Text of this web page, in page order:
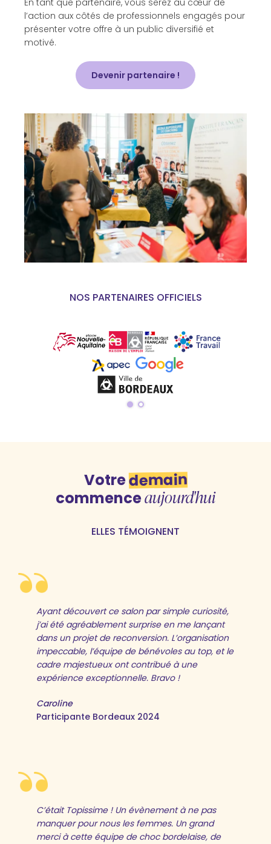
En tant que partenaire, vous serez au cœur de
l’action aux côtés de professionnels engagés pour
présenter votre offre à un public diversifié et
motivé.
Devenir partenaire !
NOS PARTENAIRES OFFICIELS
Votredemain
commenceaujourd'hui
ELLES TÉMOIGNENT
Ayant découvert ce salon par simple curiosité,
j’ai été agréablement surprise en me lançant
dans un projet de reconversion. L’organisation
impeccable, l’équipe de bénévoles au top, et le
cadre majestueux ont contribué à une
expérience exceptionnelle. Bravo !
Caroline
Participante Bordeaux 2024
C’était Topissime ! Un évènement à ne pas
manquer pour nous les femmes. Un grand
merci à cette équipe de choc bordelaise, de